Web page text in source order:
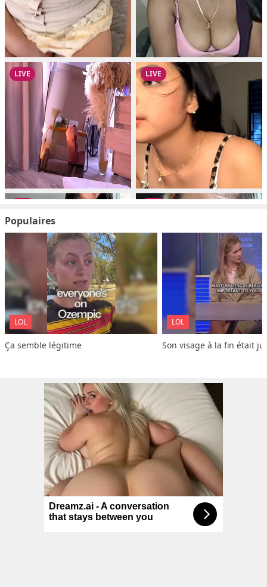
Populaires
LOL
Ça semble légitime
LOL
Son visage à la fin était